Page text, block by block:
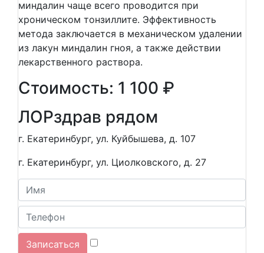
миндалин чаще всего проводится при
хроническом тонзиллите. Эффективность
метода заключается в механическом удалении
из лакун миндалин гноя, а также действии
лекарственного раствора.
Стоимость: 1 100 ₽
ЛОРздрав рядом
г. Екатеринбург, ул. Куйбышева, д. 107
г. Екатеринбург, ул. Циолковского, д. 27